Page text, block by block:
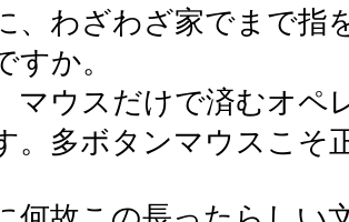
、わざわざ家でまで指
すか。
マウスだけで済むオペ
。多ボタンマウスこそ